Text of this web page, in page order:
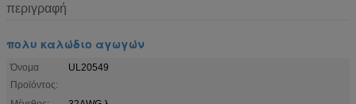
περιγραφή
πολυ καλώδιο αγωγών
Όνομα
Προϊόντος:
UL20549